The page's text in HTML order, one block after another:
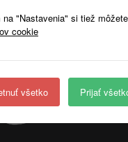
E-
"Nastavenia" si tiež môžete
cookie
všetko Prijať